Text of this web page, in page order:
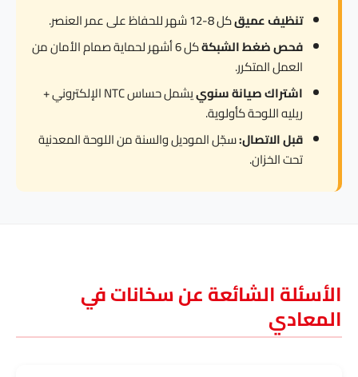
تنظيف عميقكل 8-12 شهر للحفاظ على عمر العنصر.
فحص ضغط الشبكة
كل 6 أشهر لحماية صمام الأمان من
العمل المتكرر.
اشتراك صيانة سنوي
يشمل حساس NTC الإلكتروني +
ريليه اللوحة كأولوية.
قبل الاتصال:سجّل الموديل والسنة من اللوحة المعدنية
تحت الخزان.
الأسئلة الشائعة عن سخانات في
المعادي